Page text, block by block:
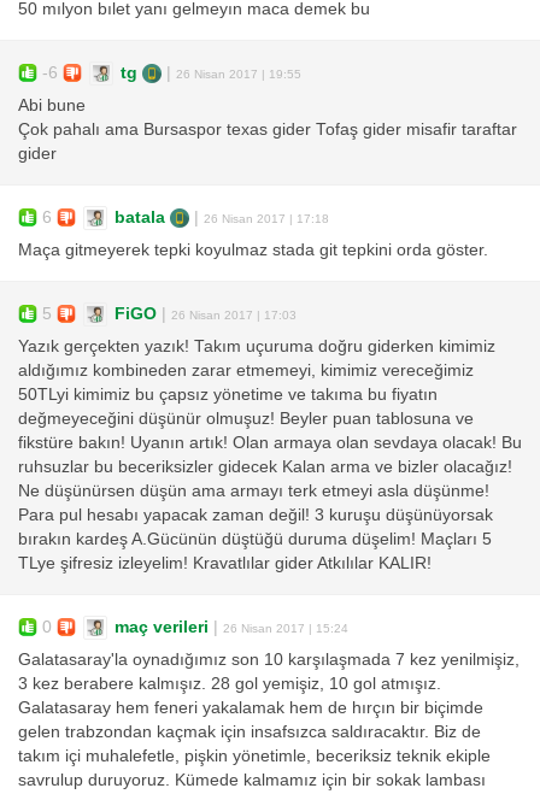
50 mılyon bılet yanı gelmeyın maca demek bu
-6 tg 26 Nisan 2017 | 19:55
Abi bune
Çok pahalı ama Bursaspor texas gider Tofaş gider misafir taraftar
gider
6 batala 26 Nisan 2017 | 17:18
Maça gitmeyerek tepki koyulmaz stada git tepkini orda göster.
5 FiGO 26 Nisan 2017 | 17:03
Yazık gerçekten yazık! Takım uçuruma doğru giderken kimimiz
aldığımız kombineden zarar etmemeyi, kimimiz vereceğimiz
50TLyi kimimiz bu çapsız yönetime ve takıma bu fiyatın
değmeyeceğini düşünür olmuşuz! Beyler puan tablosuna ve
fikstüre bakın! Uyanın artık! Olan armaya olan sevdaya olacak! Bu
ruhsuzlar bu beceriksizler gidecek Kalan arma ve bizler olacağız!
Ne düşünürsen düşün ama armayı terk etmeyi asla düşünme!
Para pul hesabı yapacak zaman değil! 3 kuruşu düşünüyorsak
bırakın kardeş A.Gücünün düştüğü duruma düşelim! Maçları 5
TLye şifresiz izleyelim! Kravatlılar gider Atkılılar KALIR!
0 maç verileri 26 Nisan 2017 | 15:24
Galatasaray'la oynadığımız son 10 karşılaşmada 7 kez yenilmişiz,
3 kez berabere kalmışız. 28 gol yemişiz, 10 gol atmışız.
Galatasaray hem feneri yakalamak hem de hırçın bir biçimde
gelen trabzondan kaçmak için insafsızca saldıracaktır. Biz de
takım içi muhalefetle, pişkin yönetimle, beceriksiz teknik ekiple
savrulup duruyoruz. Kümede kalmamız için bir sokak lambası